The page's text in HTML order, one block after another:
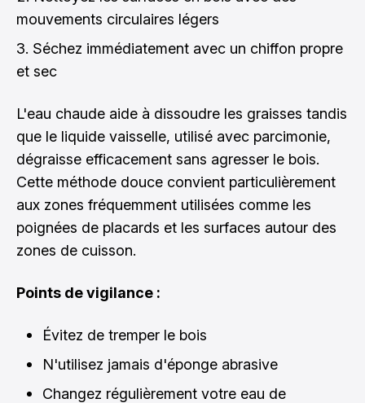
mouvements circulaires légers
Séchez immédiatement avec un chiffon propre
et sec
L'eau chaude aide à dissoudre les graisses tandis
que le liquide vaisselle, utilisé avec parcimonie,
dégraisse efficacement sans agresser le bois.
Cette méthode douce convient particulièrement
aux zones fréquemment utilisées comme les
poignées de placards et les surfaces autour des
zones de cuisson.
Points de vigilance :
Évitez de tremper le bois
N'utilisez jamais d'éponge abrasive
Changez régulièrement votre eau de